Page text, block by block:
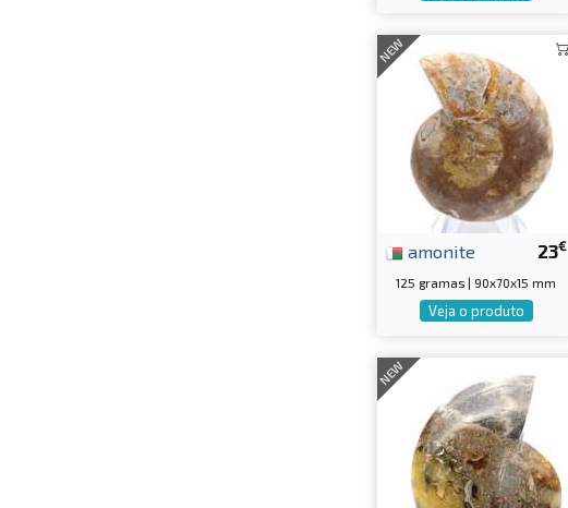
NEW
23€
amonite
125 gramas | 90x70x15 mm
Veja o produto
NEW